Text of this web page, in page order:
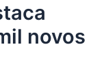
novos